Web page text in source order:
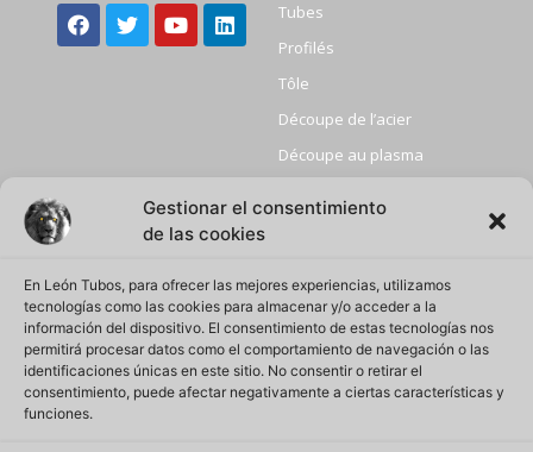
Gestionar el consentimiento
de las cookies
En León Tubos, para ofrecer las mejores experiencias, utilizamos
tecnologías como las cookies para almacenar y/o acceder a la
información del dispositivo. El consentimiento de estas tecnologías nos
permitirá procesar datos como el comportamiento de navegación o las
identificaciones únicas en este sitio. No consentir o retirar el
consentimiento, puede afectar negativamente a ciertas características y
funciones.
Tubes
Profilés
Tôle
Découpe de l’acier
Découpe au plasma
+ D’infos
Qui sommes-nous
Politique de qualité
Confidentialité
Politique des cookies
Accueil téléphonique:
+34 918857012
Email:
leontubos@leontubos.com
Adresse: